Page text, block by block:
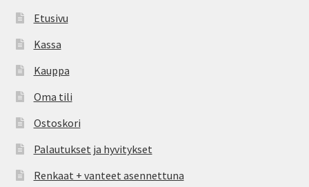
Etusivu
Kassa
Kauppa
Oma tili
Ostoskori
Palautukset ja hyvitykset
Renkaat + vanteet asennettuna